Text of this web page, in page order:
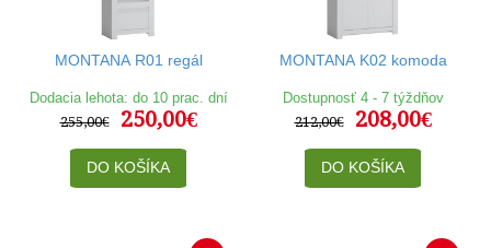
MONTANA R01 regál
Dodacia lehota: do 10 prac. dní
255,00€
250,00€
DO KOŠÍKA
MONTANA K02 komoda
Dostupnosť 4 - 7 týždňov
212,00€
208,00€
DO KOŠÍKA